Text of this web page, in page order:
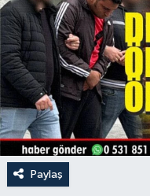
Paylaş